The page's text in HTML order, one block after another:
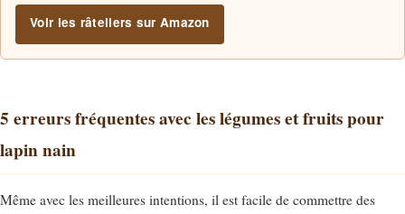
Voir les râteliers sur Amazon
5 erreurs fréquentes avec les légumes et fruits pour
lapin nain
Même avec les meilleures intentions, il est facile de commettre des